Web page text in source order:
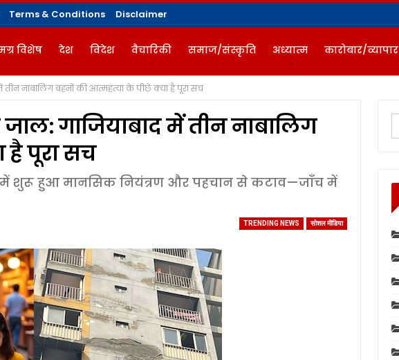
Terms & Conditions Disclaimer
विशेष देश विदेश वैचारिकी समाज/संस्कृति अध्यात्म कारोबार/व्यापार
नाबालिग बहनों की आत्महत्या के पीछे क्या है पूरा सच
गाजियाबाद में तीन नाबालिग
है पूरा सच
शुरू हुआ मानसिक नियंत्रण और पहचान से कटाव—जाँच में
TRENDING NEWS सोशल मीडिया